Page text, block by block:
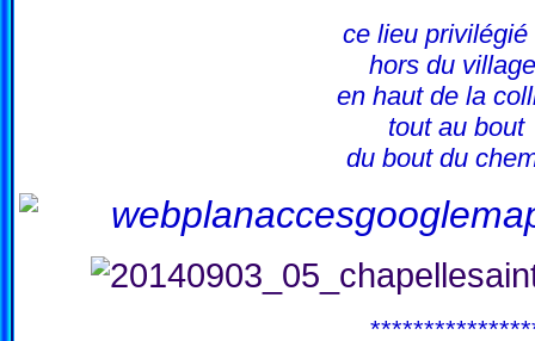
ce lieu privilégié
hors du
en haut de la
tout au bout
du bout du